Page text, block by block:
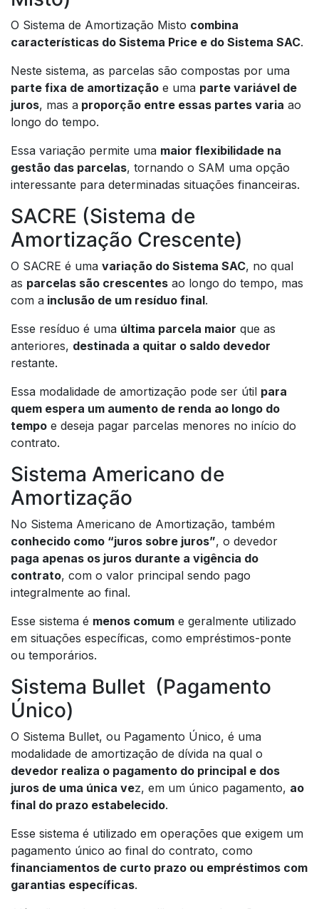
O Sistema de Amortização Misto combina
características do Sistema Price e do Sistema SAC.
Neste sistema, as parcelas são compostas por uma
parte fixa de amortização e uma parte variável de
juros, mas a proporção entre essas partes varia ao
longo do tempo.
Essa variação permite uma maior flexibilidade na
gestão das parcelas, tornando o SAM uma opção
interessante para determinadas situações financeiras.
SACRE (Sistema de
Amortização Crescente)
O SACRE é uma variação do Sistema SAC, no qual
as parcelas são crescentes ao longo do tempo, mas
com a inclusão de um resíduo final.
Esse resíduo é uma última parcela maior que as
anteriores, destinada a quitar o saldo devedor
restante.
Essa modalidade de amortização pode ser útil para
quem espera um aumento de renda ao longo do
tempo e deseja pagar parcelas menores no início do
contrato.
Sistema Americano de
Amortização
No Sistema Americano de Amortização, também
conhecido como “juros sobre juros”, o devedor
paga apenas os juros durante a vigência do
contrato, com o valor principal sendo pago
integralmente ao final.
Esse sistema é menos comum e geralmente utilizado
em situações específicas, como empréstimos-ponte
ou temporários.
Sistema Bullet (Pagamento
Único)
O Sistema Bullet, ou Pagamento Único, é uma
modalidade de amortização de dívida na qual o
devedor realiza o pagamento do principal e dos
juros de uma única vez, em um único pagamento, ao
final do prazo estabelecido.
Esse sistema é utilizado em operações que exigem um
pagamento único ao final do contrato, como
financiamentos de curto prazo ou empréstimos com
garantias específicas.